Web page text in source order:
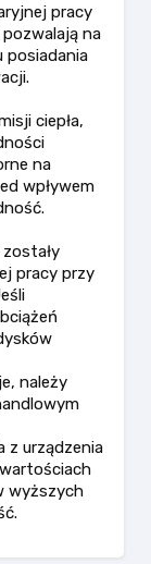
pracy
na
posiadania
ciepła,
na
wpływem
pracy przy
należy
z urządzenia
wyższych